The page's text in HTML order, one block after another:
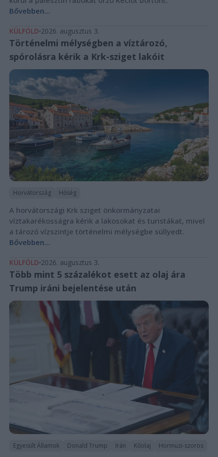
Bővebben...
KÜLFÖLD 2026. augusztus 3.
Történelmi mélységben a víztározó,
spórolásra kérik a Krk-sziget lakóit
Horvátország Hőség
A horvátországi Krk sziget önkormányzatai
víztakarékosságra kérik a lakosokat és turistákat, mivel
a tározó vízszintje történelmi mélységbe süllyedt.
Bővebben...
KÜLFÖLD 2026. augusztus 3.
Több mint 5 százalékot esett az olaj ára
Trump iráni bejelentése után
Egyesült Államok Donald Trump Irán Kőolaj Hormuzi-szoros